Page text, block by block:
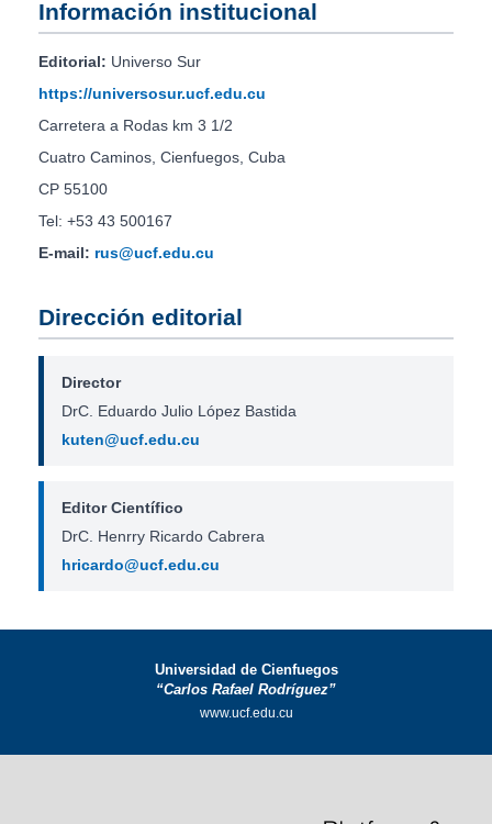
Información institucional
Editorial: Universo Sur
https://universosur.ucf.edu.cu
Carretera a Rodas km 3 1/2
Cuatro Caminos, Cienfuegos, Cuba
CP 55100
Tel: +53 43 500167
E-mail: rus@ucf.edu.cu
Dirección editorial
Director
DrC. Eduardo Julio López Bastida
kuten@ucf.edu.cu
Editor Científico
DrC. Henrry Ricardo Cabrera
hricardo@ucf.edu.cu
Universidad de Cienfuegos
“Carlos Rafael Rodríguez”
www.ucf.edu.cu